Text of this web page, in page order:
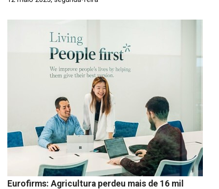
Eurofirms: Agricultura perdeu mais de 16 mil